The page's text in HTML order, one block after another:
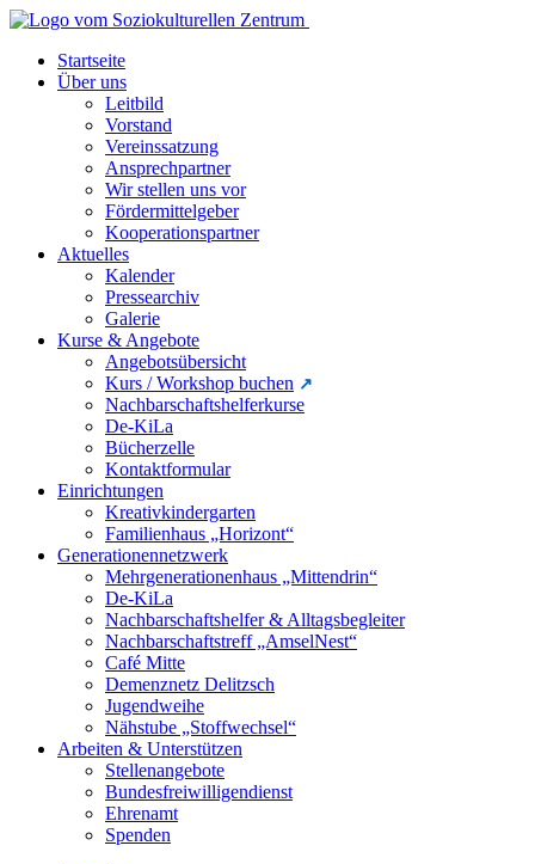
Startseite
Über uns
Leitbild
Vorstand
Vereinssatzung
Ansprechpartner
Wir stellen uns vor
Fördermittelgeber
Kooperationspartner
Aktuelles
Kalender
Pressearchiv
Galerie
Kurse & Angebote
Angebotsübersicht
Kurs / Workshop buchen
Nachbarschaftshelferkurse
De-KiLa
Bücherzelle
Kontaktformular
Einrichtungen
Kreativkindergarten
Familienhaus „Horizont“
Generationennetzwerk
Mehrgenerationenhaus „Mittendrin“
De-KiLa
Nachbarschaftshelfer & Alltagsbegleiter
Nachbarschaftstreff „AmselNest“
Café Mitte
Demenznetz Delitzsch
Jugendweihe
Nähstube „Stoffwechsel“
Arbeiten & Unterstützen
Stellenangebote
Bundesfreiwilligendienst
Ehrenamt
Spenden